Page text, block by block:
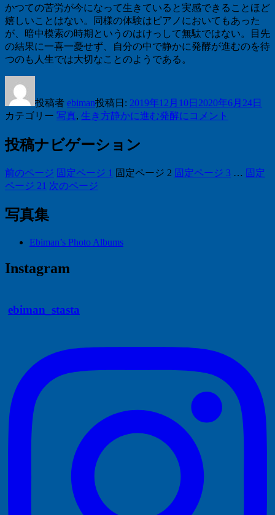
かつての苦労が今になって生きていると実感できることほど
嬉しいことはない。同様の体験はピアノにおいてもあった
が、暗中模索の時期というのはけっして無駄ではない。目先
の結果に一喜一憂せず、自分の中で静かに発酵が進むのを待
つのも人生では大切なことのようである。
投稿者 ebiman投稿日: 2019年12月10日 2020年6月24日
カテゴリー 写真, 生き方静かに進む発酵に コメント
投稿ナビゲーション
前のページ 固定ページ 1 固定ページ 2 固定ページ 3 … 固定
ページ 21 次のページ
写真集
Ebiman’s Photo Albums
Instagram
ebiman_stasta